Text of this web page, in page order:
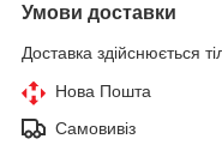
Умови доставки
Доставка здійснюється
Нова Пошта
Самовивіз